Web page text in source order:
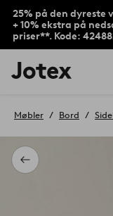
25% på den dyreste
+ 10% ekstra på
priser**. Kode:
Jotex’
logo
til
Tilbake
Møbler Bord